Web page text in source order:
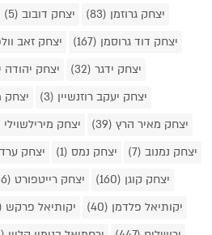
יצחק גרוזמן (83)
יצחק דובוב (5)
יצחק דוד גרוסמן (167)
יצחק זאב
יצחק ידגר (32)
יצחק יהודה
יצחק יעקב רוזנשיין (3)
יצחק
יצחק מאיר הרץ (39)
יצחק מירילשוילי
יצחק נמנוב (7)
יצחק נמס (1) יצחק ערד
יצחק קוגן (160)
יצחק רייטפורט (36)
יקותיאל פלדמן (40)
יקותיאל פרקש